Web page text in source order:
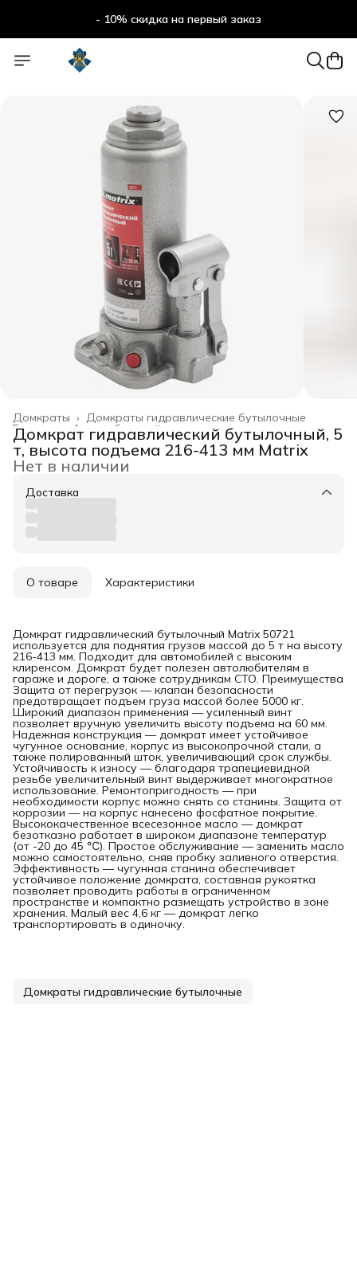
- 10% скидка на первый заказ
Домкраты гидравлические бутылочные
Домкраты ›
Автомобильный инструмент ›
Главная ›
Домкрат гидравлический бутылочный, 5
т, высота подъема 216-413 мм Matrix
Нет в наличии
Доставка
О товаре Характеристики
Домкрат гидравлический бутылочный Matrix 50721
используется для поднятия грузов массой до 5 т на высоту
216-413 мм. Подходит для автомобилей с высоким
клиренсом. Домкрат будет полезен автолюбителям в
гараже и дороге, а также сотрудникам СТО. Преимущества
Защита от перегрузок — клапан безопасности
предотвращает подъем груза массой более 5000 кг.
Широкий диапазон применения — усиленный винт
позволяет вручную увеличить высоту подъема на 60 мм.
Надежная конструкция — домкрат имеет устойчивое
чугунное основание, корпус из высокопрочной стали, а
также полированный шток, увеличивающий срок службы.
Устойчивость к износу — благодаря трапециевидной
резьбе увеличительный винт выдерживает многократное
использование. Ремонтопригодность — при
необходимости корпус можно снять со станины. Защита от
коррозии — на корпус нанесено фосфатное покрытие.
Высококачественное всесезонное масло — домкрат
безотказно работает в широком диапазоне температур
(от -20 до 45 ℃). Простое обслуживание — заменить масло
можно самостоятельно, сняв пробку заливного отверстия.
Эффективность — чугунная станина обеспечивает
устойчивое положение домкрата, составная рукоятка
позволяет проводить работы в ограниченном
пространстве и компактно размещать устройство в зоне
хранения. Малый вес 4,6 кг — домкрат легко
транспортировать в одиночку.
Домкраты гидравлические бутылочные